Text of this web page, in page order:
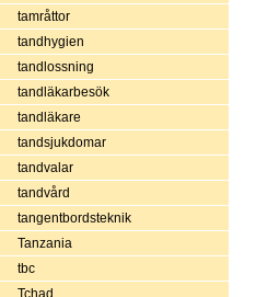
tamråttor
tandhygien
tandlossning
tandläkarbesök
tandläkare
tandsjukdomar
tandvalar
tandvård
tangentbordsteknik
Tanzania
tbc
Tchad